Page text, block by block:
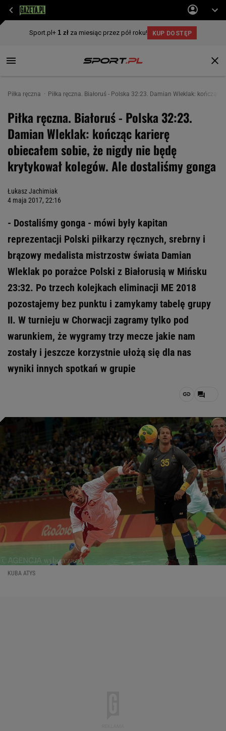
Piłka ręczna Piłka ręczna. Białoruś - Polska 32:23. Damian Wleklak:
Piłka ręczna. Białoruś - Polska 32:23.
Damian Wleklak: kończąc karierę
obiecałem sobie, że nigdy nie będę
krytykował kolegów. Ale dostaliśmy gonga
Łukasz Jachimiak
4 maja 2017, 22:16
- Dostaliśmy gonga - mówi były kapitan
reprezentacji Polski piłkarzy ręcznych, srebrny i
brązowy medalista mistrzostw świata Damian
Wleklak po porażce Polski z Białorusią w Mińsku
23:32. Po trzech kolejkach eliminacji ME 2018
pozostajemy bez punktu i zamykamy tabelę grupy
II. W turnieju w Chorwacji zagramy tylko pod
warunkiem, że wygramy trzy mecze jakie nam
zostały i jeszcze korzystnie ułożą się dla nas
wyniki innych spotkań w grupie
KUBA ATYS